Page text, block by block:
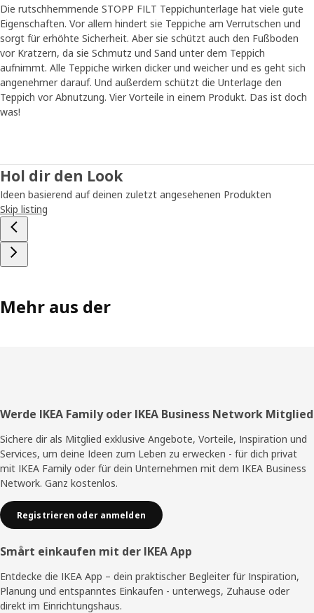
Die rutschhemmende STOPP FILT Teppichunterlage hat viele gute
Eigenschaften. Vor allem hindert sie Teppiche am Verrutschen und
sorgt für erhöhte Sicherheit. Aber sie schützt auch den Fußboden
vor Kratzern, da sie Schmutz und Sand unter dem Teppich
aufnimmt. Alle Teppiche wirken dicker und weicher und es geht sich
angenehmer darauf. Und außerdem schützt die Unterlage den
Teppich vor Abnutzung. Vier Vorteile in einem Produkt. Das ist doch
was!
Hol dir den Look
Ideen basierend auf deinen zuletzt angesehenen Produkten
Skip listing
Mehr aus der
Fußzeile
Werde IKEA Family oder IKEA Business Network Mitglied
Sichere dir als Mitglied exklusive Angebote, Vorteile, Inspiration und
Services, um deine Ideen zum Leben zu erwecken - für dich privat
mit IKEA Family oder für dein Unternehmen mit dem IKEA Business
Network. Ganz kostenlos.
Registrieren oder anmelden
Smårt einkaufen mit der IKEA App
Entdecke die IKEA App – dein praktischer Begleiter für Inspiration,
Planung und entspanntes Einkaufen - unterwegs, Zuhause oder
direkt im Einrichtungshaus.